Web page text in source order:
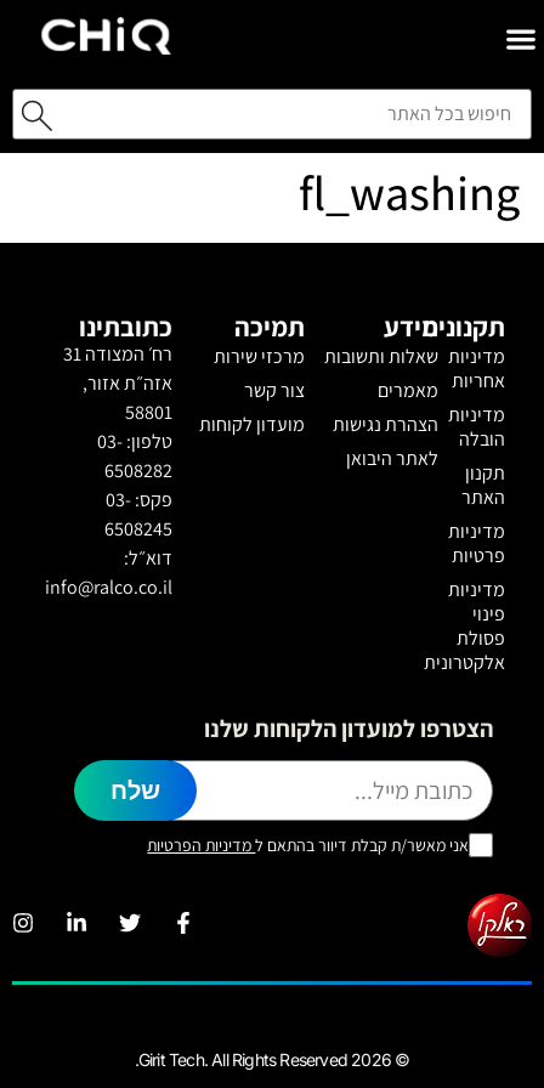
fl_washing
תקנונים
מדיניות
אחריות
מדיניות
הובלה
תקנון
האתר
מדיניות
פרטיות
מדיניות
פינוי
פסולת
אלקטרונית
מידע
שאלות ותשובות
מאמרים
הצהרת נגישות
לאתר היבואן
תמיכה
מרכזי שירות
צור קשר
מועדון לקוחות
כתובתינו
רח׳ המצודה 31
אזה״ת אזור,
58801
טלפון: 03-
6508282
פקס: 03-
6508245
דוא״ל:
info@ralco.co.il
הצטרפו למועדון הלקוחות שלנו
אני מאשר/ת קבלת דיוור בהתאם למדיניות הפרטיות
שלח
© 2026 Girit Tech. All Rights Reserved.